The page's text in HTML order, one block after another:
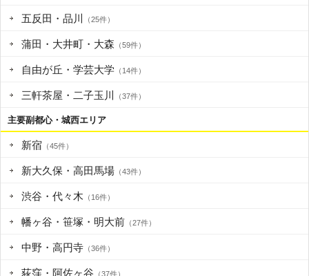
五反田・品川 （25件）
蒲田・大井町・大森 （59件）
自由が丘・学芸大学 （14件）
三軒茶屋・二子玉川 （37件）
主要副都心・城西エリア
新宿 （45件）
新大久保・高田馬場 （43件）
渋谷・代々木 （16件）
幡ヶ谷・笹塚・明大前 （27件）
中野・高円寺 （36件）
荻窪・阿佐ヶ谷 （37件）